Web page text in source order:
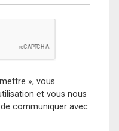
», vous
et vous nous
communiquer avec